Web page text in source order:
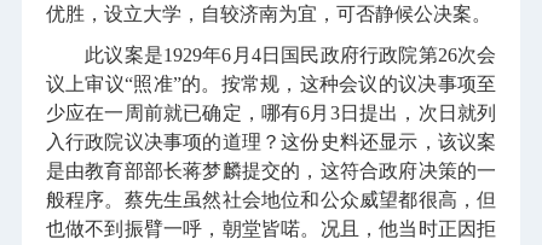
优胜，设立大学，自较济南为宜，可否静候公决案。
此议案是1929年6月4日国民政府行政院第26次会
议上审议“照准”的。按常规，这种会议的议决事项至
少应在一周前就已确定，哪有6月3日提出，次日就列
入行政院议决事项的道理？这份史料还显示，该议案
是由教育部部长蒋梦麟提交的，这符合政府决策的一
般程序。蔡先生虽然社会地位和公众威望都很高，但
也做不到振臂一呼，朝堂皆喏。况且，他当时正因拒